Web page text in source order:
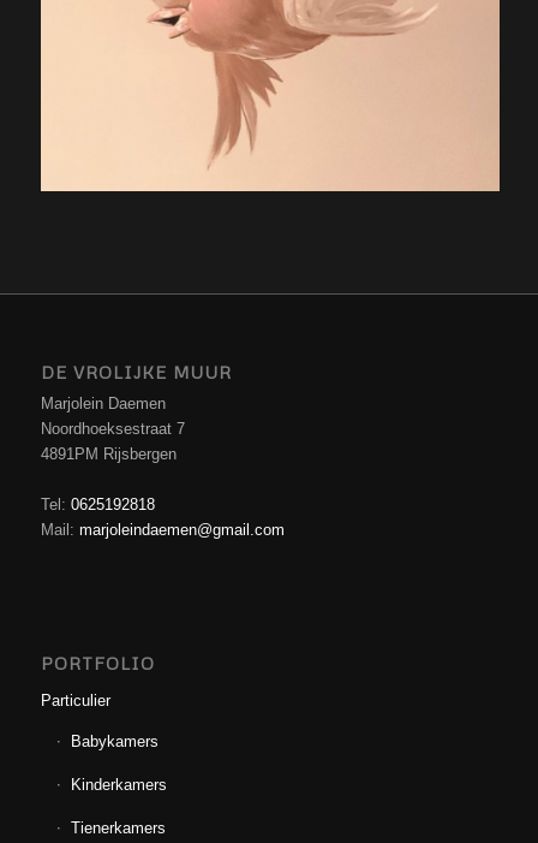
DE VROLIJKE MUUR
Marjolein Daemen
Noordhoeksestraat 7
4891PM Rijsbergen
Tel: 0625192818
Mail: marjoleindaemen@gmail.com
PORTFOLIO
Particulier
Babykamers
Kinderkamers
Tienerkamers